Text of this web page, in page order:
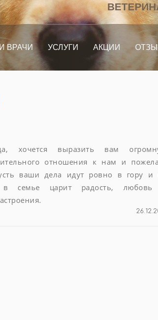
ВРАЧИ УСЛУГИ АКЦИИ
хочется выразить вам
отношения к нам и
ваши дела идут ровно в гору и
семье царит радость,